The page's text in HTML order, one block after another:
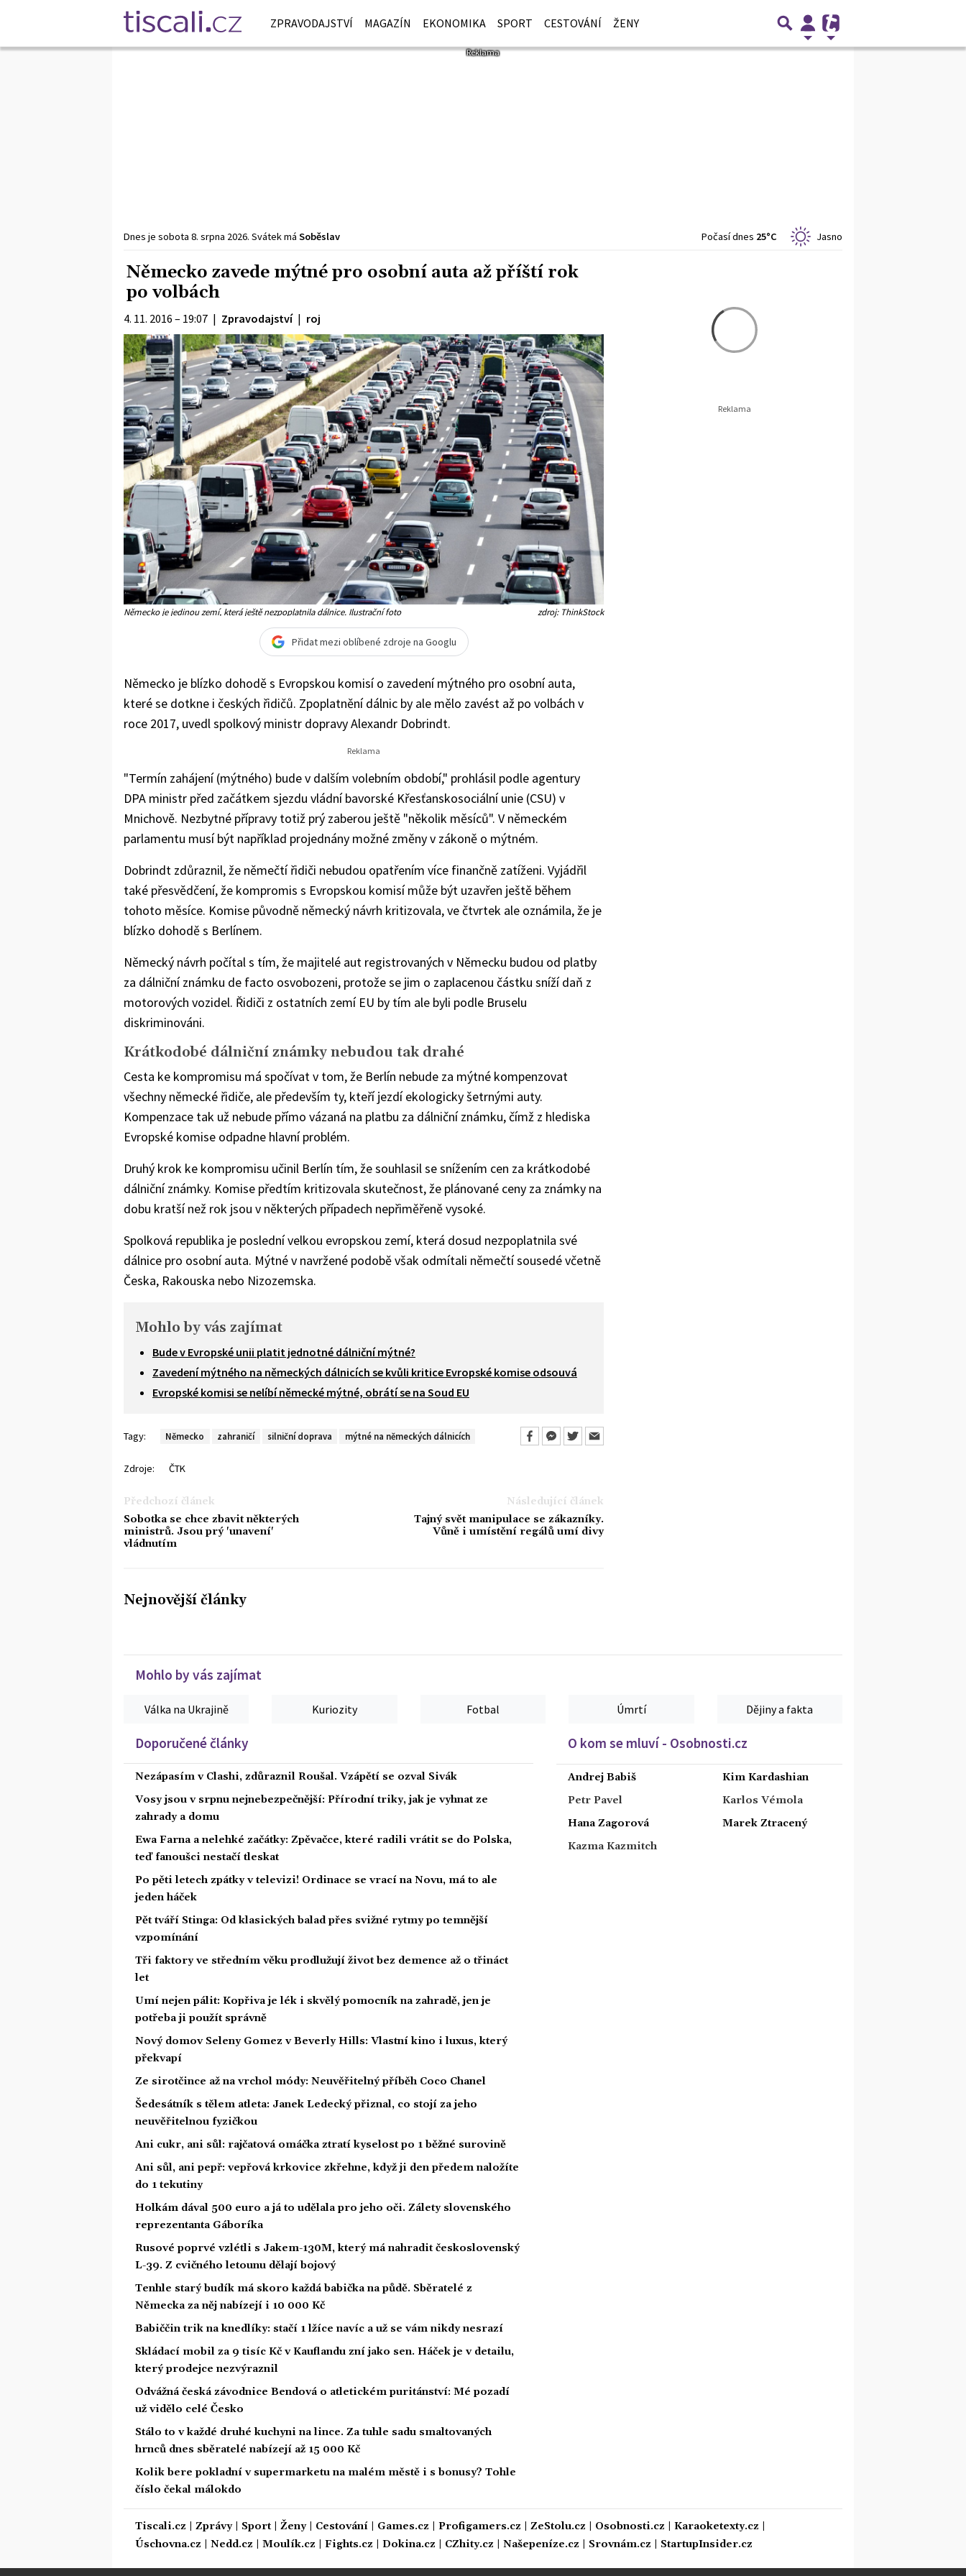
ZPRAVODAJSTVÍ MAGAZÍN EKONOMIKA SPORT CESTOVÁNÍ ŽENY
Dnes je sobota 8. srpna 2026. Svátek má Soběslav Počasí dnes 25°C Jasno
Německo zavede mýtné pro osobní auta až příští rok
po volbách
4. 11. 2016 – 19:07 | Zpravodajství | roj
Německo je jedinou zemí, která ještě nezpoplatnila dálnice. Ilustrační foto zdroj: ThinkStock
Přidat mezi oblíbené zdroje na Googlu
Německo je blízko dohodě s Evropskou komisí o zavedení mýtného pro osobní auta,
které se dotkne i českých řidičů. Zpoplatnění dálnic by ale mělo zavést až po volbách v
roce 2017, uvedl spolkový ministr dopravy Alexandr Dobrindt.
"Termín zahájení (mýtného) bude v dalším volebním období," prohlásil podle agentury
DPA ministr před začátkem sjezdu vládní bavorské Křesťanskosociální unie (CSU) v
Mnichově. Nezbytné přípravy totiž prý zaberou ještě "několik měsíců". V německém
parlamentu musí být například projednány možné změny v zákoně o mýtném.
Dobrindt zdůraznil, že němečtí řidiči nebudou opatřením více finančně zatíženi. Vyjádřil
také přesvědčení, že kompromis s Evropskou komisí může být uzavřen ještě během
tohoto měsíce. Komise původně německý návrh kritizovala, ve čtvrtek ale oznámila, že je
blízko dohodě s Berlínem.
Německý návrh počítal s tím, že majitelé aut registrovaných v Německu budou od platby
za dálniční známku de facto osvobozeni, protože se jim o zaplacenou částku sníží daň z
motorových vozidel. Řidiči z ostatních zemí EU by tím ale byli podle Bruselu
diskriminováni.
Krátkodobé dálniční známky nebudou tak drahé
Cesta ke kompromisu má spočívat v tom, že Berlín nebude za mýtné kompenzovat
všechny německé řidiče, ale především ty, kteří jezdí ekologicky šetrnými auty.
Kompenzace tak už nebude přímo vázaná na platbu za dálniční známku, čímž z hlediska
Evropské komise odpadne hlavní problém.
Druhý krok ke kompromisu učinil Berlín tím, že souhlasil se snížením cen za krátkodobé
dálniční známky. Komise předtím kritizovala skutečnost, že plánované ceny za známky na
dobu kratší než rok jsou v některých případech nepřiměřeně vysoké.
Spolková republika je poslední velkou evropskou zemí, která dosud nezpoplatnila své
dálnice pro osobní auta. Mýtné v navržené podobě však odmítali němečtí sousedé včetně
Česka, Rakouska nebo Nizozemska.
Mohlo by vás zajímat
Bude v Evropské unii platit jednotné dálniční mýtné?
Zavedení mýtného na německých dálnicích se kvůli kritice Evropské komise odsouvá
Evropské komisi se nelíbí německé mýtné, obrátí se na Soud EU
Tagy: Německo zahraničí silniční doprava mýtné na německých dálnicích
Zdroje: ČTK
Předchozí článek
Sobotka se chce zbavit některých
ministrů. Jsou prý 'unavení'
vládnutím
Následující článek
Tajný svět manipulace se zákazníky.
Vůně i umístění regálů umí divy
Nejnovější články
Mohlo by vás zajímat
Válka na Ukrajině Kuriozity Fotbal Úmrtí Dějiny a fakta
Doporučené články
Nezápasím v Clashi, zdůraznil Roušal. Vzápětí se ozval Sivák
Vosy jsou v srpnu nejnebezpečnější: Přírodní triky, jak je vyhnat ze
zahrady a domu
Ewa Farna a nelehké začátky: Zpěvačce, které radili vrátit se do Polska,
teď fanoušci nestačí tleskat
Po pěti letech zpátky v televizi! Ordinace se vrací na Novu, má to ale
jeden háček
Pět tváří Stinga: Od klasických balad přes svižné rytmy po temnější
vzpomínání
Tři faktory ve středním věku prodlužují život bez demence až o třináct
let
Umí nejen pálit: Kopřiva je lék i skvělý pomocník na zahradě, jen je
potřeba ji použít správně
Nový domov Seleny Gomez v Beverly Hills: Vlastní kino i luxus, který
překvapí
Ze sirotčince až na vrchol módy: Neuvěřitelný příběh Coco Chanel
Šedesátník s tělem atleta: Janek Ledecký přiznal, co stojí za jeho
neuvěřitelnou fyzičkou
Ani cukr, ani sůl: rajčatová omáčka ztratí kyselost po 1 běžné surovině
Ani sůl, ani pepř: vepřová krkovice zkřehne, když ji den předem naložíte
do 1 tekutiny
Holkám dával 500 euro a já to udělala pro jeho oči. Zálety slovenského
reprezentanta Gáboríka
Rusové poprvé vzlétli s Jakem-130M, který má nahradit československý
L-39. Z cvičného letounu dělají bojový
Tenhle starý budík má skoro každá babička na půdě. Sběratelé z
Německa za něj nabízejí i 10 000 Kč
Babiččin trik na knedlíky: stačí 1 lžíce navíc a už se vám nikdy nesrazí
Skládací mobil za 9 tisíc Kč v Kauflandu zní jako sen. Háček je v detailu,
který prodejce nezvýraznil
Odvážná česká závodnice Bendová o atletickém puritánství: Mé pozadí
už vidělo celé Česko
Stálo to v každé druhé kuchyni na lince. Za tuhle sadu smaltovaných
hrnců dnes sběratelé nabízejí až 15 000 Kč
Kolik bere pokladní v supermarketu na malém městě i s bonusy? Tohle
číslo čekal málokdo
O kom se mluví - Osobnosti.cz
Andrej Babiš
Petr Pavel
Hana Zagorová
Kazma Kazmitch
Kim Kardashian
Karlos Vémola
Marek Ztracený
Tiscali.cz Zprávy| Sport| Ženy| Cestování Games.cz Profigamers.cz ZeStolu.cz Osobnosti.cz Karaoketexty.cz
Úschovna.cz
Nedd.cz Moulík.cz Fights.cz Dokina.cz CZhity.cz Našepeníze.cz Srovnám.cz StartupInsider.cz